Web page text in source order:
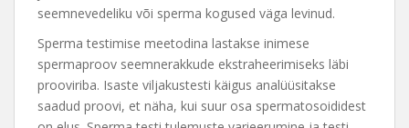
seemnevedeliku või sperma kogused väga levinud.
Sperma testimise meetodina lastakse inimese
spermaproov seemnerakkude ekstraheerimiseks läbi
prooviriba. Isaste viljakustesti käigus analüüsitakse
saadud proovi, et näha, kui suur osa spermatosoididest